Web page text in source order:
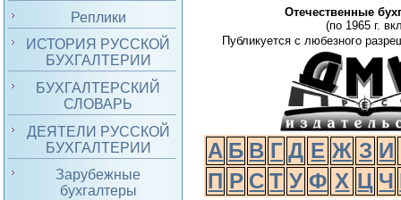
Реплики
ИСТОРИЯ РУССКОЙ
БУХГАЛТЕРИИ
БУХГАЛТЕРСКИЙ
СЛОВАРЬ
ДЕЯТЕЛИ РУССКОЙ
БУХГАЛТЕРИИ
Зарубежные
бухгалтеры
Отечественные
(по 1965 г.
Публикуется с любезного
А Б В Г Д Е Ж З И
П Р С Т У Ф Х Ц Ч